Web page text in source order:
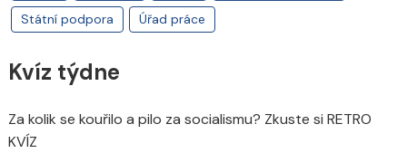
Státní podpora
Úřad práce
Kvíz týdne
Za kolik se kouřilo a pilo za socialismu? Zkuste si RETRO
KVÍZ